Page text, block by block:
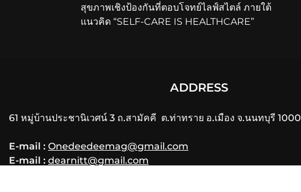
สุขภาพเชิงป้องกันที่ตอบโจทย์ไลฟ์สไตล์ ภายใต้
แนวคิด “SELF-CARE IS HEALTHCARE”
ADDRESS
61 หมู่บ้านประชานิเวศน์ 3 ถ.สามัคคี ต.ท่าทราย อ.เมือง จ.นนทบุรี 1000
E-mail : Onedeedeemag@gmail.com
E-mail : dearnitt@gmail.com